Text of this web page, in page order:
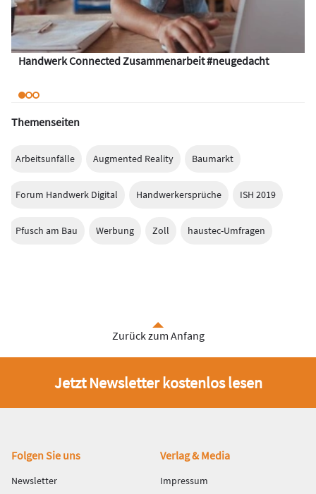
Handwerk Connected Zusammenarbeit #neugedacht
Themenseiten
Arbeitsunfälle Augmented Reality Baumarkt
Forum Handwerk Digital Handwerkersprüche ISH 2019
Pfusch am Bau Werbung Zoll haustec-Umfragen
Zurück zum Anfang
Jetzt Newsletter kostenlos lesen
Fußbereich
Folgen Sie uns
Newsletter
Verlag & Media
Impressum